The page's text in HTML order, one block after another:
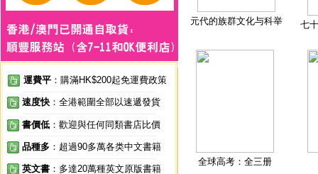
運費平 ：購滿HK$200起免運費政策
速度快 ：全港範圍全部以速遞發貨
書價低 ：歡迎與任何同類書店比價
品種多 ：超過90多萬各类中文書籍
英文書 ：多達20萬種英文原版書籍
元代的族群文化与科举 七
全球高考：全三册